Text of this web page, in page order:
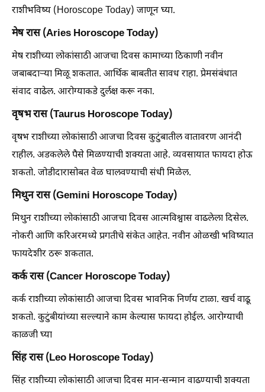
राशीभविष्य (Horoscope Today) जाणून घ्या.
मेष रास (Aries Horoscope Today)
मेष राशीच्या लोकांसाठी आजचा दिवस कामाच्या ठिकाणी नवीन
जबाबदाऱ्या मिळू शकतात. आर्थिक बाबतीत सावध राहा. प्रेमसंबंधात
संवाद वाढेल. आरोग्याकडे दुर्लक्ष करू नका.
वृषभ रास (Taurus Horoscope Today)
वृषभ राशीच्या लोकांसाठी आजचा दिवस कुटुंबातील वातावरण आनंदी
राहील. अडकलेले पैसे मिळण्याची शक्यता आहे. व्यवसायात फायदा होऊ
शकतो. जोडीदारासोबत वेळ घालवण्याची संधी मिळेल.
मिथुन रास (Gemini Horoscope Today)
मिथुन राशीच्या लोकांसाठी आजचा दिवस आत्मविश्वास वाढलेला दिसेल.
नोकरी आणि करिअरमध्ये प्रगतीचे संकेत आहेत. नवीन ओळखी भविष्यात
फायदेशीर ठरू शकतात.
कर्क रास (Cancer Horoscope Today)
कर्क राशीच्या लोकांसाठी आजचा दिवस भावनिक निर्णय टाळा. खर्च वाढू
शकतो. कुटुंबीयांच्या सल्ल्याने काम केल्यास फायदा होईल. आरोग्याची
काळजी घ्या
सिंह रास (Leo Horoscope Today)
सिंह राशीच्या लोकांसाठी आजचा दिवस मान-सन्मान वाढण्याची शक्यता